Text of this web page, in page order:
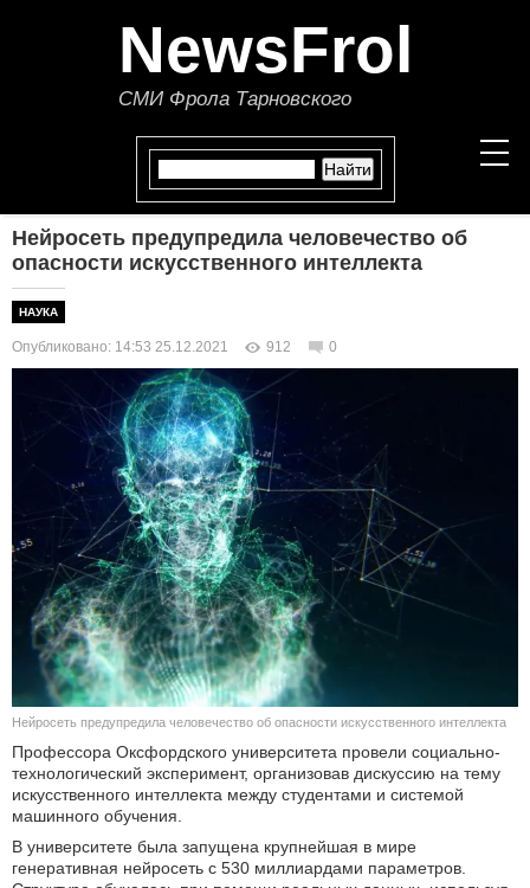
NewsFrol
СМИ Фрола Тарновского
НОВОСТИ
ПОЛИТИКА
ЭКОНОМИКА
В МИРЕ
ОБЩЕСТВО
КУЛЬТУРА
НАУКА
СПОРТ
АВТО И МОТО
ЭГОИЗМ
Нейросеть предупредила человечество об
опасности искусственного интеллекта
НАУКА
Опубликовано: 14:53 25.12.2021 912 0
Нейросеть предупредила человечество об опасности искусственного интеллекта
Профессора Оксфордского университета провели социально-
технологический эксперимент, организовав дискуссию на тему
искусственного интеллекта между студентами и системой
машинного обучения.
В университете была запущена крупнейшая в мире
генеративная нейросеть с 530 миллиардами параметров.